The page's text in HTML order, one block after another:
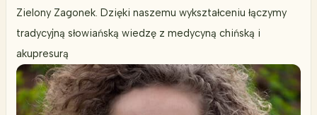
Zielony Zagonek. Dzięki naszemu wykształceniu łączymy
tradycyjną słowiańską wiedzę z medycyną chińską i
akupresurą